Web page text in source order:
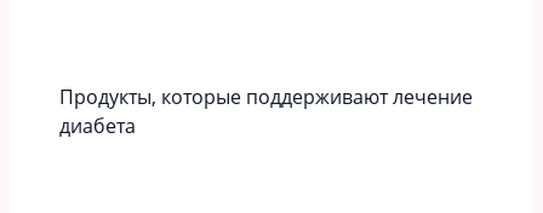
Продукты, которые поддерживают лечение
диабета